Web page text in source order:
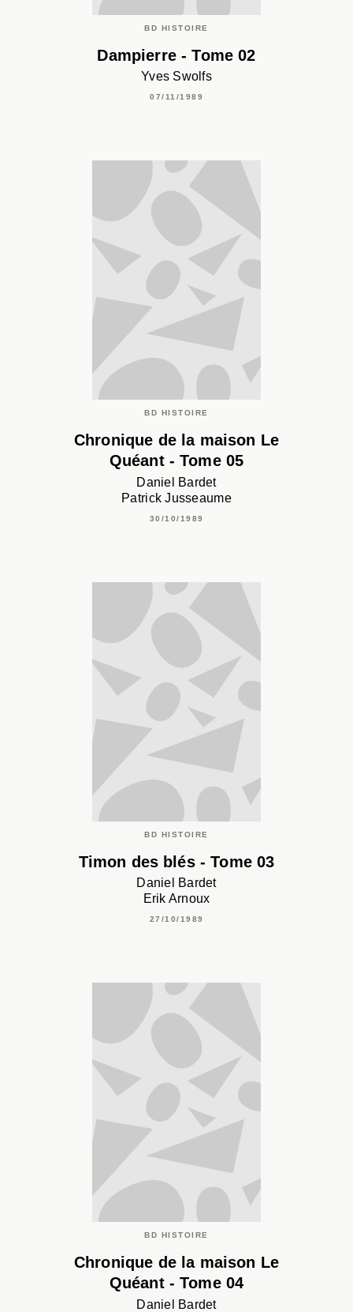
BD HISTOIRE
Dampierre - Tome 02
Yves Swolfs
07/11/1989
BD HISTOIRE
Chronique de la maison Le
Quéant - Tome 05
Daniel Bardet
Patrick Jusseaume
30/10/1989
BD HISTOIRE
Timon des blés - Tome 03
Daniel Bardet
Erik Arnoux
27/10/1989
BD HISTOIRE
Chronique de la maison Le
Quéant - Tome 04
Daniel Bardet